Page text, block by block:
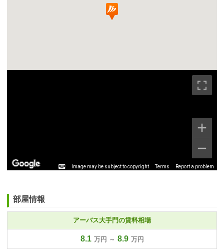
Image may be subject to copyright Terms Report a problem
部屋情報
アーバス大手門の賃料相場
8.1 万円 ～ 8.9 万円